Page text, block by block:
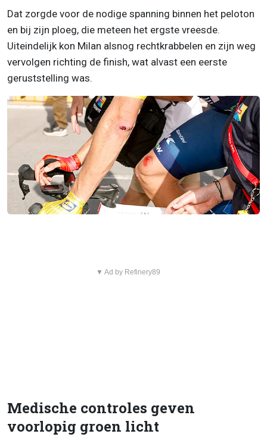
Dat zorgde voor de nodige spanning binnen het peloton
en bij zijn ploeg, die meteen het ergste vreesde.
Uiteindelijk kon Milan alsnog rechtkrabbelen en zijn weg
vervolgen richting de finish, wat alvast een eerste
geruststelling was.
▼ Ad by Refinery89
Medische controles geven
voorlopig groen licht